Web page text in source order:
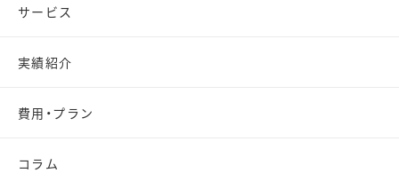
サービス
実績紹介
費用・プラン
コラム